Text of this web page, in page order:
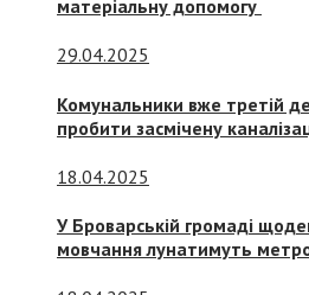
матеріальну допомогу
29.04.2025
Комунальники вже третій
пробити засмічену
18.04.2025
У Броварській громаді
мовчання лунатимуть